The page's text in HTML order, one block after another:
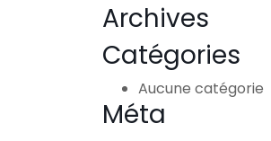
Archives
Catégories
Aucune catégorie
Méta